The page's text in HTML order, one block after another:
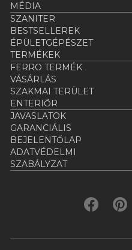
MÉDIA
SZANITER
BESTSELLEREK
ÉPÜLETGÉPÉSZET
TERMÉKEK
FERRO TERMÉK
VÁSÁRLÁS
SZAKMAI TERÜLET
ENTERIŐR
JAVASLATOK
GARANCIÁLIS
BEJELENTŐLAP
ADATVÉDELMI
SZABÁLYZAT